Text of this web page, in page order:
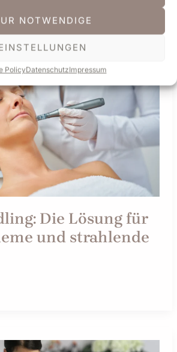
NOTWENDIGE
PolicyDatenschutzImpressum
Die Lösung für
und strahlende